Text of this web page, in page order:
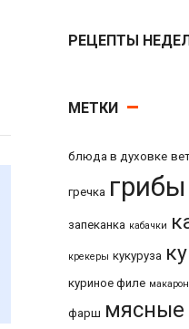
РЕЦЕПТЫ
МЕТКИ
блюда в духовке
гречка грибы
запеканка кабачки
крекеры кукуруза
куриное филе
фарш